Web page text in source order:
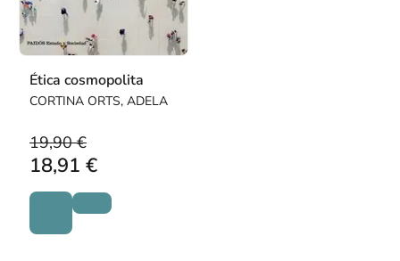
Ética cosmopolita
CORTINA ORTS, ADELA
19,90 €
18,91 €